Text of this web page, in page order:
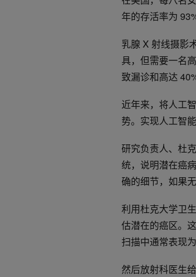
年的存活率为
乳腺 X 射线摄影
具，但需要一名
致漏诊和高达
近年来，将人工
势。实现人工智
研究负责人、杜
统，说明潜在癌
确的细节，如果
利用杜克大学卫
估潜在的癌区。
扫描中通常表现
然后放射科医生